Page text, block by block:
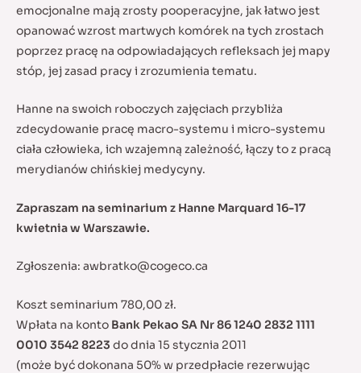
emocjonalne mają zrosty pooperacyjne, jak łatwo jest
opanować wzrost martwych komórek na tych zrostach
poprzez pracę na odpowiadających refleksach jej mapy
stóp, jej zasad pracy i zrozumienia tematu.
Hanne na swoich roboczych zajęciach przybliża
zdecydowanie pracę macro-systemu i micro-systemu
ciała człowieka, ich wzajemną zależność, łączy to z pracą
merydianów chińskiej medycyny.
Zapraszam na seminarium z Hanne Marquard 16-17
kwietnia w Warszawie.
Zgłoszenia: awbratko@cogeco.ca
Koszt seminarium 780,00 zł.
Wpłata na konto Bank Pekao SA Nr 86 1240 2832 1111
0010 3542 8223 do dnia 15 stycznia 2011
(może być dokonana 50% w przedpłacie rezerwując